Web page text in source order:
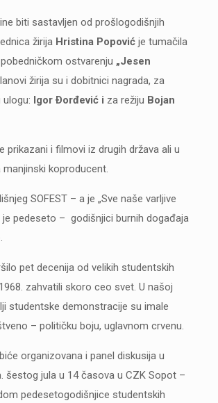
biti sastavljen od prošlogodišnjih
žirija Hristina Popovićje tumačila
ostvarenju „Jesen
žirija su i dobitnici nagrada, za
Igor Ðorđević i za režiju Bojan
prikazani i filmovi iz drugih država ali u
manjinski koproducent.
SOFEST – a je „Sve naše varljive
je pedeseto – godišnjici burnih događaja
pet decenija od velikih studentskih
zahvatili skoro ceo svet. U našoj
studentske demonstracije su imale
– političku boju, uglavnom crvenu.
organizovana i panel diskusija u
šestog jula u 14 časova u CZK Sopot –
pedesetogodišnjice studentskih